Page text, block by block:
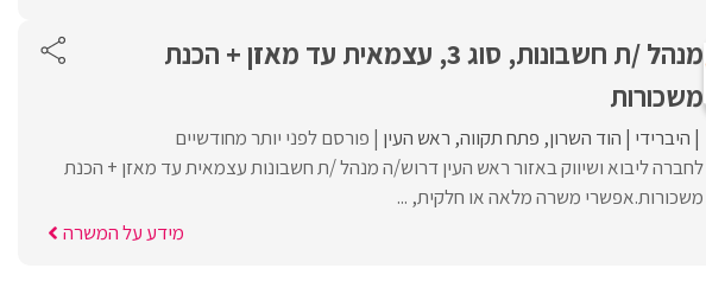
מנהל /ת חשבונות, סוג 3, עצמאית עד מאזן + הכנת
משכורות
היברידי הוד השרון פתח תקווה ראש העין פורסם לפני יותר מחודשיים
לחברה ליבוא ושיווק באזור ראש העין דרוש/ה מנהל /ת חשבונות עצמאית עד מאזן + הכנת
משכורות.אפשרי משרה מלאה או חלקית, ...
מידע על המשרה